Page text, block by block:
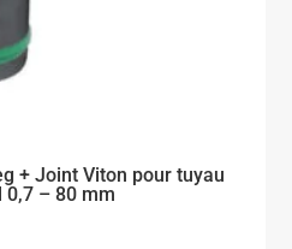
+ Joint Viton pour tuyau
0,7 – 80 mm